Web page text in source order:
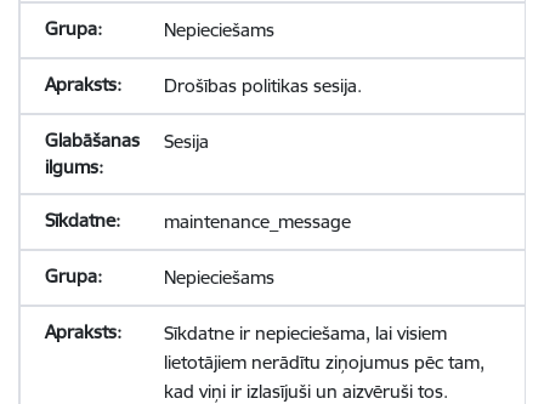
Nepieciešams
Drošības politikas sesija.
Sesija
maintenance_message
Nepieciešams
Sīkdatne ir nepieciešama, lai visiem
lietotājiem nerādītu ziņojumus pēc tam,
kad viņi ir izlasījuši un aizvēruši tos.